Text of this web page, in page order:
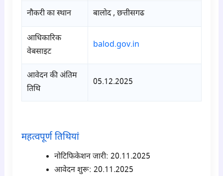
नौकरी का स्थान बालोद , छत्तीसगढ
आधिकारिक
वेबसाइट
balod.gov.in
आवेदन की अंतिम
तिथि
05.12.2025
महत्वपूर्ण तिथियां
नोटिफिकेशन जारी: 20.11.2025
आवेदन शुरू: 20.11.2025